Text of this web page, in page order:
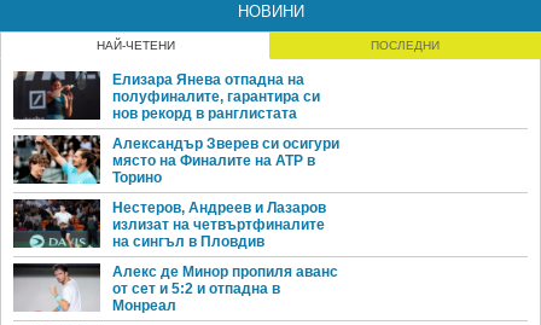
НОВИНИ
НАЙ-ЧЕТЕНИ ПОСЛЕДНИ
Елизара Янева отпадна на
полуфиналите, гарантира си
нов рекорд в ранглистата
Александър Зверев си осигури
място на Финалите на ATP в
Торино
Нестеров, Андреев и Лазаров
излизат на четвъртфиналите
на сингъл в Пловдив
Алекс де Минор пропиля аванс
от сет и 5:2 и отпадна в
Монреал